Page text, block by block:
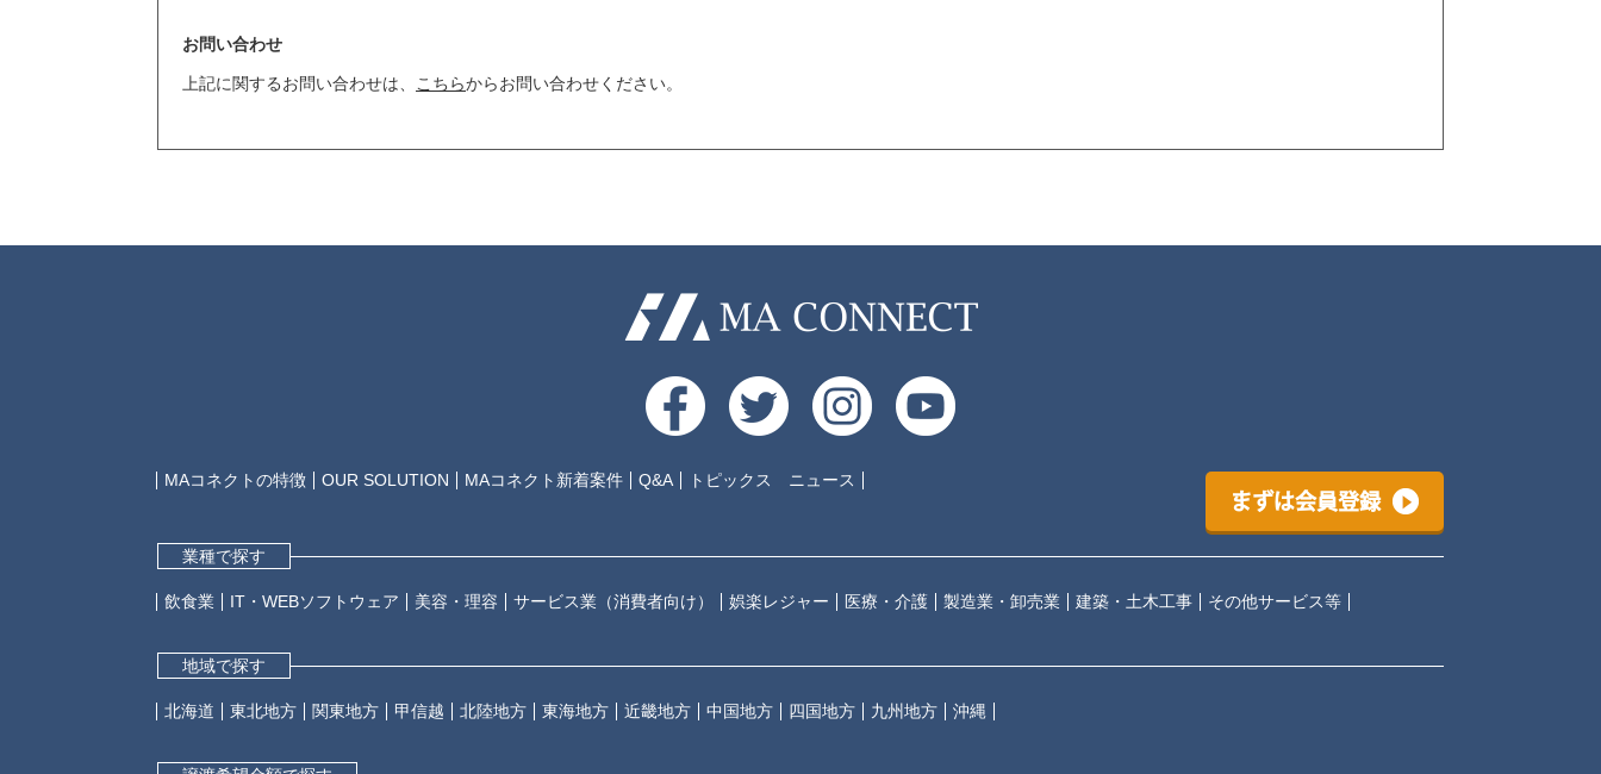
お問い合わせ
上記に関するお問い合わせは、 こちらからお問い合わせください。
MAコネクトの特徴 OUR SOLUTION MAコネクト新着案件 Q&A トピックス ニュース
まずは会員登録
業種で探す
飲食業 IT・WEBソフトウェア 美容・理容 サービス業（消費者向け） 娯楽レジャー 医療・介護 製造業・卸売業 建築・土木工事 その他サービス等
地域で探す
北海道 東北地方 関東地方 甲信越 北陸地方 東海地方 近畿地方 中国地方 四国地方 九州地方 沖縄